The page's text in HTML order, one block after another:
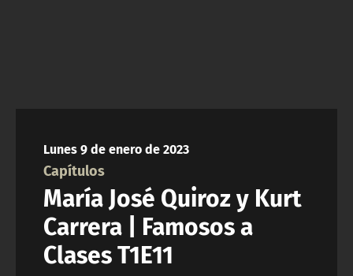
Lunes 9 de enero de 2023
Capítulos
María José Quiroz y Kurt
Carrera | Famosos a
Clases T1E11